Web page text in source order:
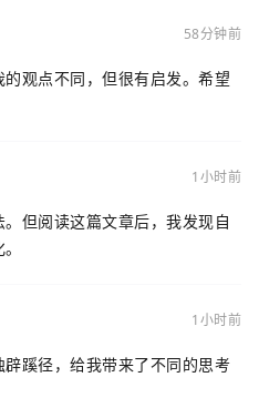
58分钟前
观点不同，但很有启发。希望
1小时前
但阅读这篇文章后，我发现自
1小时前
蹊径，给我带来了不同的思考